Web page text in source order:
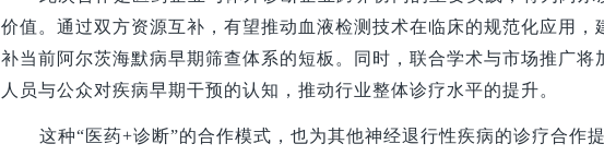
价值。通过双方资源互补，有望推动血液检测技术在临床的规范化应用，
补当前阿尔茨海默病早期筛查体系的短板。同时，联合学术与市场推广将
人员与公众对疾病早期干预的认知，推动行业整体诊疗水平的提升。
这种“医药+诊断”的合作模式，也为其他神经退行性疾病的诊疗合作